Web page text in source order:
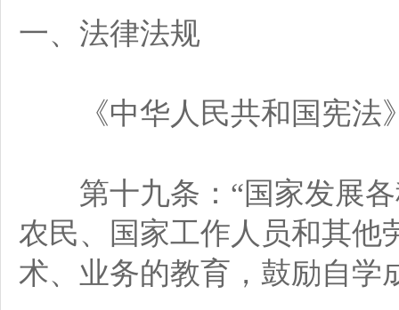
一、法律法规
《中华人民共和国宪法
第十九条：“国家发展各
农民、国家工作人员和其他
术、业务的教育，鼓励自学